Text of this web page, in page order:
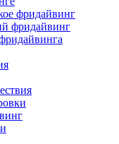
фридайвинг
фридайвинг